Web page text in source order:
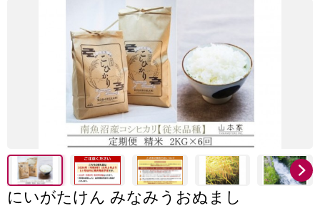
にいがたけん みなみうおぬまし